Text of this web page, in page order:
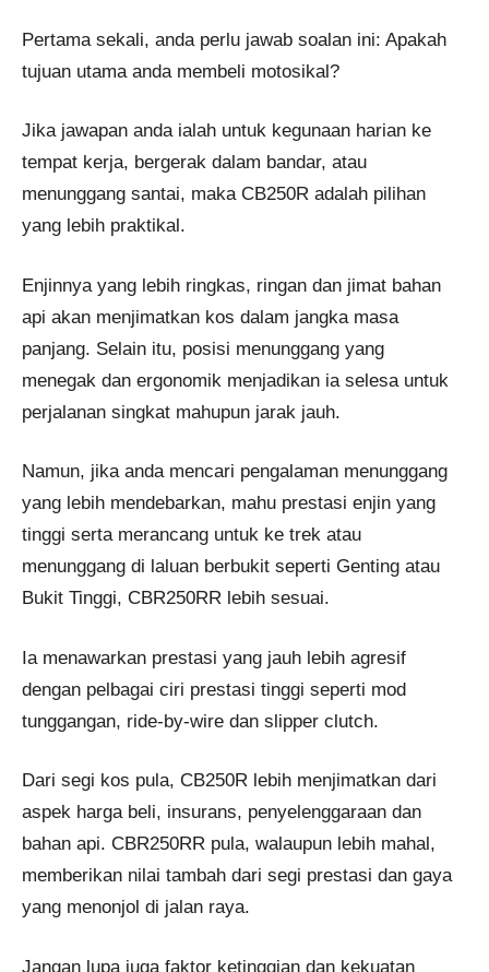
Pertama sekali, anda perlu jawab soalan ini: Apakah
tujuan utama anda membeli motosikal?
Jika jawapan anda ialah untuk kegunaan harian ke
tempat kerja, bergerak dalam bandar, atau
menunggang santai, maka CB250R adalah pilihan
yang lebih praktikal.
Enjinnya yang lebih ringkas, ringan dan jimat bahan
api akan menjimatkan kos dalam jangka masa
panjang. Selain itu, posisi menunggang yang
menegak dan ergonomik menjadikan ia selesa untuk
perjalanan singkat mahupun jarak jauh.
Namun, jika anda mencari pengalaman menunggang
yang lebih mendebarkan, mahu prestasi enjin yang
tinggi serta merancang untuk ke trek atau
menunggang di laluan berbukit seperti Genting atau
Bukit Tinggi, CBR250RR lebih sesuai.
Ia menawarkan prestasi yang jauh lebih agresif
dengan pelbagai ciri prestasi tinggi seperti mod
tunggangan, ride-by-wire dan slipper clutch.
Dari segi kos pula, CB250R lebih menjimatkan dari
aspek harga beli, insurans, penyelenggaraan dan
bahan api. CBR250RR pula, walaupun lebih mahal,
memberikan nilai tambah dari segi prestasi dan gaya
yang menonjol di jalan raya.
Jangan lupa juga faktor ketinggian dan kekuatan